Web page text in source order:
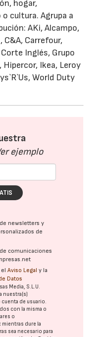
hogar,
cultura. Agrupa a
AKi, Alcampo,
Carrefour,
Inglés, Grupo
Hipercor, Ikea, Leroy
World Duty
ejemplo
newsletters y
de
comunicaciones
elAviso Legal y la
Datos
Media, S.L.U.
nuestra(s)
de usuario.
con la misma o
o
mientras dure la
sea necesario para